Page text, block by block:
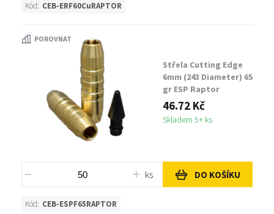
Kód: CEB-ERF60CuRAPTOR
POROVNAT
Střela Cutting Edge
6mm (243 Diameter) 65
gr ESP Raptor
46.72 Kč
Skladem 5+ ks
ks DO KOŠÍKU
Kód: CEB-ESPF65RAPTOR